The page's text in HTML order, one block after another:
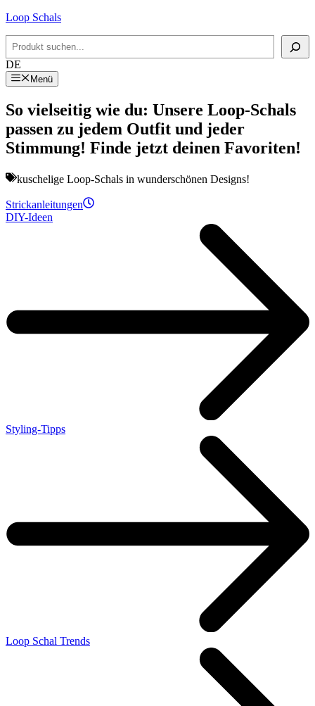
Zum
springen
Loop Schals
Suchen
DE
Menü
So vielseitig wie du: Unsere Loop-Schals
passen zu jedem Outfit und jeder
Stimmung! Finde jetzt deinen Favoriten!
kuschelige Loop-Schals in wunderschönen Designs!
Strickanleitungen
DIY-Ideen
Styling-Tipps
Loop Schal Trends